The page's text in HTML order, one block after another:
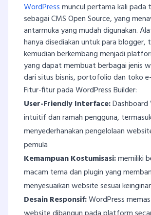
WordPressmuncul pertama kali pada
sebagai CMS Open Source, yang
antarmuka yang mudah digunakan.
hanya disediakan untuk para blogger,
kemudian berkembang menjadi
yang dapat membuat berbagai jenis
dari situs bisnis, portofolio dan toko
Fitur-fitur pada WordPress Builder:
User-Friendly Interface:Dashboard
intuitif dan ramah pengguna,
menyederhanakan pengelolaan
pemula
Kemampuan Kostumisasi:memiliki
macam tema dan plugin yang
menyesuaikan website sesuai
Desain Responsif:WordPress